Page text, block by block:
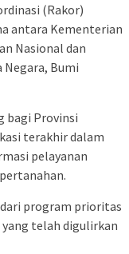
(Rakor)
antara Kementerian
Nasional dan
Bumi
bagi Provinsi
terakhir dalam
pelayanan
program prioritas
yang telah digulirkan